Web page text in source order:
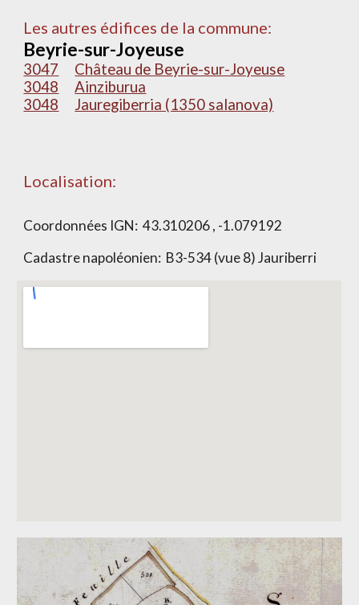
Les autres édifices de la commune:
Beyrie-sur-Joyeuse
3047
Château de Beyrie-sur-Joyeuse
3048
Ainziburua
3048
Jauregiberria (1350 salanova)
Localisation:
Coordonnées IGN:43.310206 , -1.079192
Cadastre napoléonien: B3-534 (vue 8) Jauriberri